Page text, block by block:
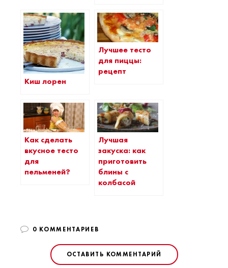
Киш лорен
Лучшее тесто
для пиццы:
рецепт
Как сделать
вкусное тесто
для
пельменей?
Лучшая
закуска: как
приготовить
блины с
колбасой
0 КОММЕНТАРИЕВ
ОСТАВИТЬ КОММЕНТАРИЙ